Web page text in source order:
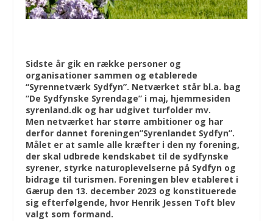
Sidste år gik en række personer og
organisationer sammen og etablerede
“Syrennetværk Sydfyn”. Netværket står bl.a. bag
“De Sydfynske Syrendage” i maj, hjemmesiden
syrenland.dk og har udgivet turfolder mv.
Men netværket har større ambitioner og har
derfor dannet foreningen”Syrenlandet Sydfyn”.
Målet er at samle alle kræfter i den ny forening,
der skal udbrede kendskabet til de sydfynske
syrener, styrke naturoplevelserne på Sydfyn og
bidrage til turismen. Foreningen blev etableret i
Gærup den 13. december 2023 og konstituerede
sig efterfølgende, hvor Henrik Jessen Toft blev
valgt som formand.